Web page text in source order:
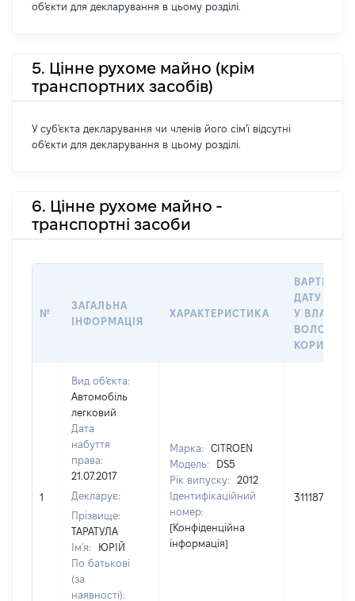
об'єкти для декларування в цьому розділі.
5. Цінне рухоме майно (крім
транспортних засобів)
У суб'єкта декларування чи членів його сім'ї відсутні
об'єкти для декларування в цьому розділі.
6. Цінне рухоме майно -
транспортні засоби
№
ЗАГАЛЬНА
ІНФОРМАЦІЯ
ХАРАКТЕРИСТИКА
ВАРТІСТЬ
ДАТУ
У
1
Вид об'єкта:
Автомобіль
легковий
Дата
набуття
права:
21.07.2017
Декларує:
Прізвище:
ТАРАТУЛА
Ім'я:
ЮРІЙ
По батькові
(за
наявності):
Марка:
CITROEN
Модель:
DS5
Рік випуску:
2012
Ідентифікаційний
номер:
[Конфіденційна
інформація]
311187